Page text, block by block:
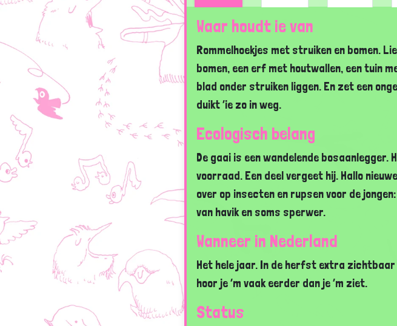
Waar houdt ie van
Rommelhoekjes met struiken en bomen.
bomen, een erf met houtwallen, een tuin
blad onder struiken liggen. En zet een
duikt ’ie zo in weg.
Ecologisch belang
De gaai is een wandelende
voorraad. Een deel vergeet hij. Hallo
over op insecten en rupsen voor de
van havik en soms sperwer.
Wanneer in Nederland
Het hele jaar. In de herfst extra
hoor je ’m vaak eerder dan je ’m ziet.
Status